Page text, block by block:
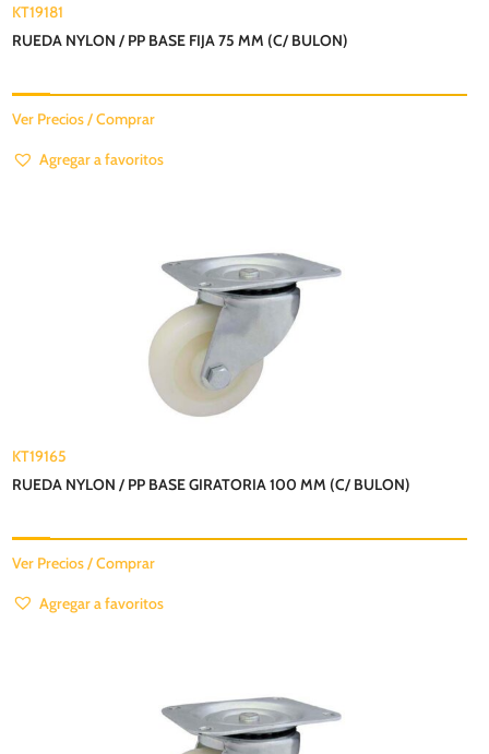
KT19181
RUEDA NYLON / PP BASE FIJA 75 MM (C/ BULON)
Ver Precios / Comprar
Agregar a favoritos
KT19165
RUEDA NYLON / PP BASE GIRATORIA 100 MM (C/ BULON)
Ver Precios / Comprar
Agregar a favoritos